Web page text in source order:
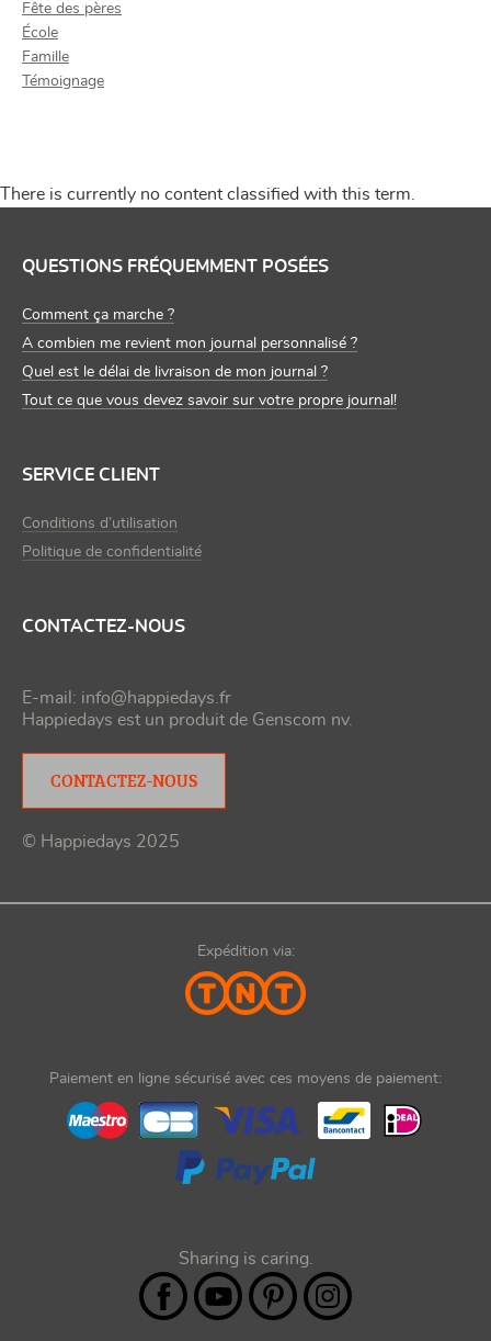
Fête des pères
École
Famille
Témoignage
There is currently no content classified with this term.
QUESTIONS FRÉQUEMMENT POSÉES
Comment ça marche ?
A combien me revient mon journal personnalisé ?
Quel est le délai de livraison de mon journal ?
Tout ce que vous devez savoir sur votre propre journal!
SERVICE CLIENT
Conditions d’utilisation
Politique de confidentialité
CONTACTEZ-NOUS
E-mail: info@happiedays.fr
Happiedays est un produit de Genscom nv.
CONTACTEZ-NOUS
© Happiedays 2025
Expédition via:
Paiement en ligne sécurisé avec ces moyens de paiement:
Sharing is caring.